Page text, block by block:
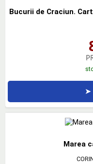
Bucurii de Craciun.
➤
Marea